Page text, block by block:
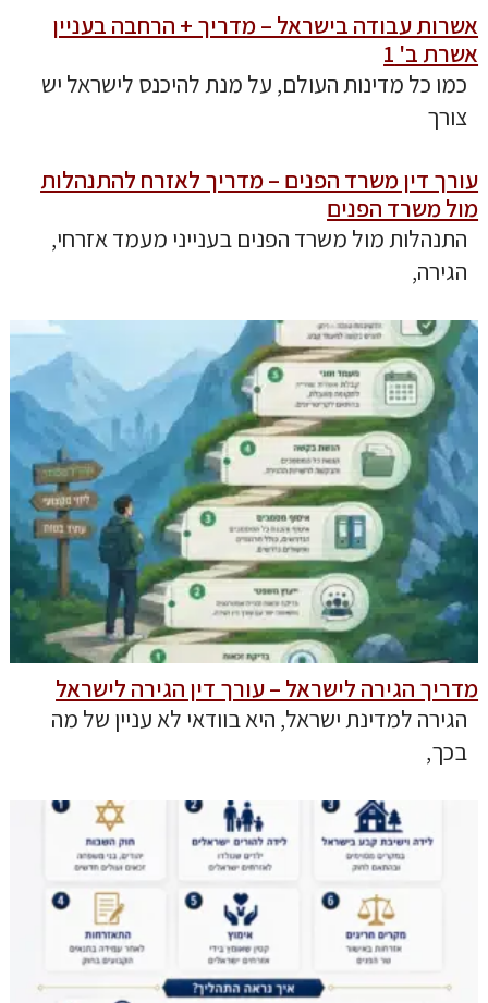
אשרות עבודה בישראל – מדריך + הרחבה בעניין
אשרת ב' 1
כמו כל מדינות העולם, על מנת להיכנס לישראל יש
צורך
עורך דין משרד הפנים – מדריך לאזרח להתנהלות
מול משרד הפנים
התנהלות מול משרד הפנים בענייני מעמד אזרחי,
הגירה,
מדריך הגירה לישראל – עורך דין הגירה לישראל
הגירה למדינת ישראל, היא בוודאי לא עניין של מה
בכך,